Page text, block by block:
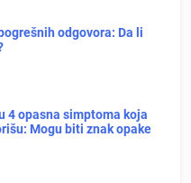
odgovora: Da li
4 opasna simptoma koja
Mogu biti znak opake